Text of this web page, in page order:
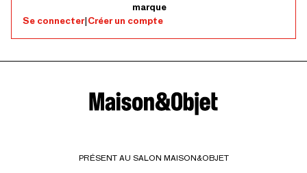
marque
Se connecter|Créer un compte
PRÉSENT AU SALON MAISON&OBJET